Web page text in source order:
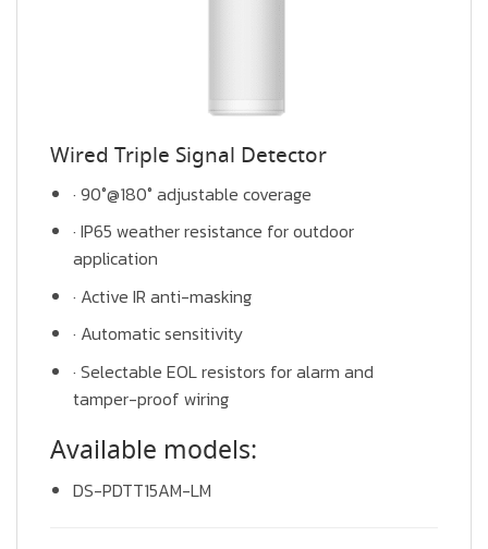
Wired Triple Signal Detector
· 90°@180° adjustable coverage
· IP65 weather resistance for outdoor
application
· Active IR anti-masking
· Automatic sensitivity
· Selectable EOL resistors for alarm and
tamper-proof wiring
Available models:
DS-PDTT15AM-LM